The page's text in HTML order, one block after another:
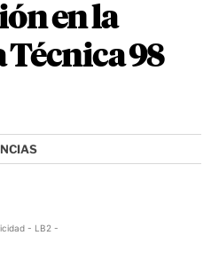
en la
Técnica 98
- LB2 -